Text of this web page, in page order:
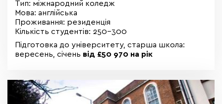
Тип: міжнародний коледж
Мова: англійська
Проживання: резиденція
Кількість студентів: 250-300
Підготовка до університету, старша школа:
вересень, січень від £50 970 на рік